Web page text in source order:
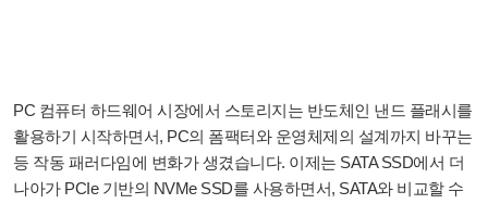
PC 컴퓨터 하드웨어 시장에서 스토리지는 반도체인 낸드 플래시를
활용하기 시작하면서, PC의 폼팩터와 운영체제의 설계까지 바꾸는
등 작동 패러다임에 변화가 생겼습니다. 이제는 SATA SSD에서 더
나아가 PCIe 기반의 NVMe SSD를 사용하면서, SATA와 비교할 수